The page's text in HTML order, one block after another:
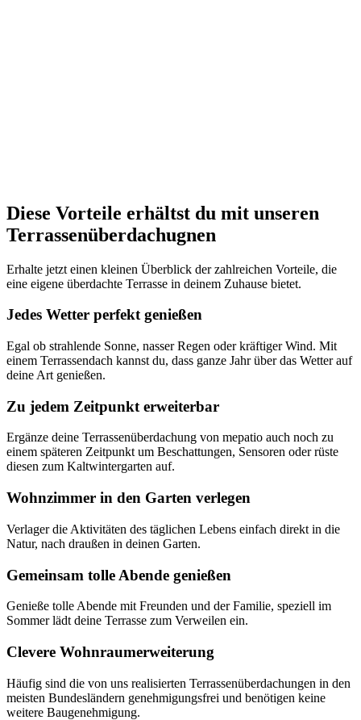
Diese Vorteile erhältst du mit unseren
Terrassenüberdachugnen
Erhalte jetzt einen kleinen Überblick der zahlreichen Vorteile, die
eine eigene überdachte Terrasse in deinem Zuhause bietet.
Jedes Wetter perfekt genießen
Egal ob strahlende Sonne, nasser Regen oder kräftiger Wind. Mit
einem Terrassendach kannst du, dass ganze Jahr über das Wetter auf
deine Art genießen.
Zu jedem Zeitpunkt erweiterbar
Ergänze deine Terrassenüberdachung von mepatio auch noch zu
einem späteren Zeitpunkt um Beschattungen, Sensoren oder rüste
diesen zum Kaltwintergarten auf.
Wohnzimmer in den Garten verlegen
Verlager die Aktivitäten des täglichen Lebens einfach direkt in die
Natur, nach draußen in deinen Garten.
Gemeinsam tolle Abende genießen
Genieße tolle Abende mit Freunden und der Familie, speziell im
Sommer lädt deine Terrasse zum Verweilen ein.
Clevere Wohnraumerweiterung
Häufig sind die von uns realisierten Terrassenüberdachungen in den
meisten Bundesländern genehmigungsfrei und benötigen keine
weitere Baugenehmigung.